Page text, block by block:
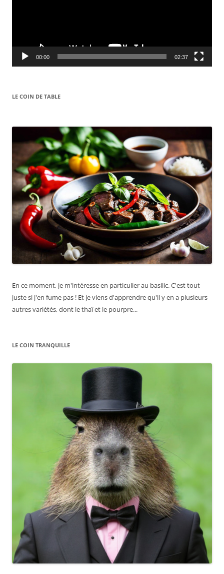
00:00 02:37
LE COIN DE TABLE
En ce moment, je m'intéresse en particulier au basilic. C'est tout
juste si j'en fume pas ! Et je viens d'apprendre qu'il y en a plusieurs
autres variétés, dont le thaï et le pourpre...
LE COIN TRANQUILLE